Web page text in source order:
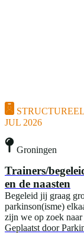
JUL 2026
Groningen
Trainers/
en de naasten
Begeleid jij graag
parkinson(isme)
zijn we op zoek
Geplaatst door